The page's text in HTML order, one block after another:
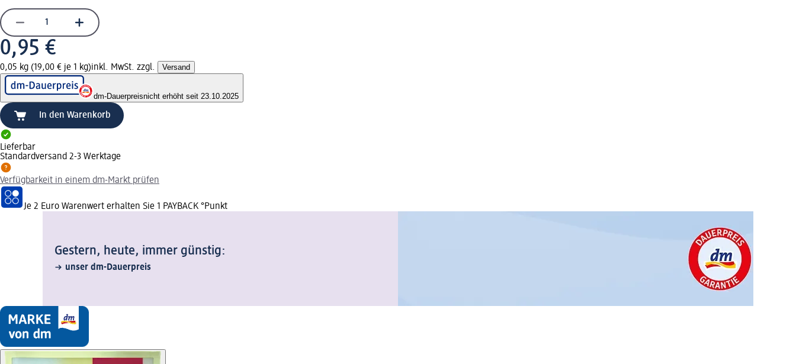
0,95 €
0,05 kg (19,00 € je 1 kg)inkl. MwSt. zzgl. Versand
dm-Dauerpreisnicht erhöht seit 23.10.2025
In den Warenkorb
Lieferbar
Standardversand 2-3 Werktage
Verfügbarkeit in einem dm-Markt prüfen
Je 2 Euro Warenwert erhalten Sie 1 PAYBACK °Punkt
Gestern, heute, immer günstig:
unser dm-Dauerpreis